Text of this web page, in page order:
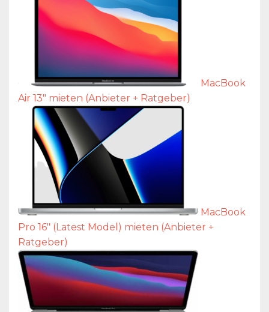
MacBook
Air 13″ mieten (Anbieter + Ratgeber)
MacBook
Pro 16″ (Latest Model) mieten (Anbieter +
Ratgeber)